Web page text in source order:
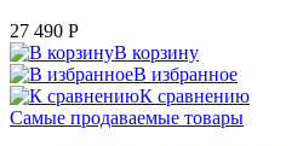
27 490 P
В корзину
В избранное
К сравнению
Самые продаваемые товары